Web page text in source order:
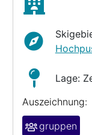
Lage:
Auszeichnung:
gruppen